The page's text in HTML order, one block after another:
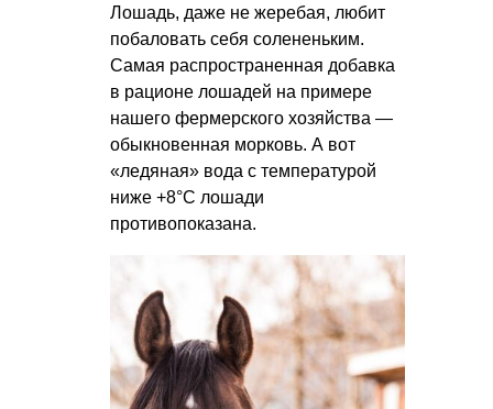
Лошадь, даже не жеребая, любит
побаловать себя солененьким.
Самая распространенная добавка
в рационе лошадей на примере
нашего фермерского хозяйства —
обыкновенная морковь. А вот
«ледяная» вода с температурой
ниже +8°С лошади
противопоказана.